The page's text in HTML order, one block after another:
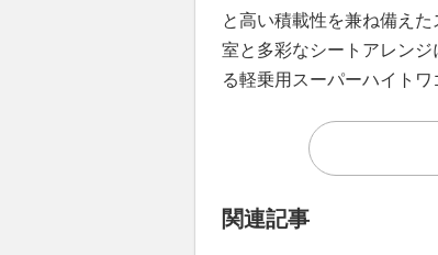
と高い積載性を兼ね備え
室と多彩なシートアレン
る軽乗用スーパーハイトワ
関連記事